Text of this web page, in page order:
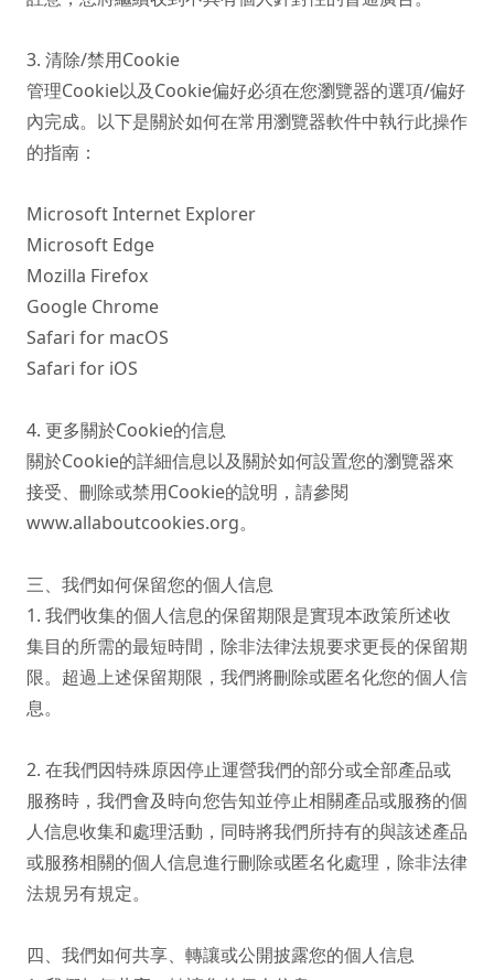
3. 清除/禁用Cookie
管理Cookie以及Cookie偏好必須在您瀏覽器的選項/偏好
內完成。以下是關於如何在常用瀏覽器軟件中執行此操作
的指南：
Microsoft Internet Explorer
Microsoft Edge
Mozilla Firefox
Google Chrome
Safari for macOS
Safari for iOS
4. 更多關於Cookie的信息
關於Cookie的詳細信息以及關於如何設置您的瀏覽器來
接受、刪除或禁用Cookie的說明，請參閱
www.allaboutcookies.org。
三、我們如何保留您的個人信息
1. 我們收集的個人信息的保留期限是實現本政策所述收
集目的所需的最短時間，除非法律法規要求更長的保留期
限。超過上述保留期限，我們將刪除或匿名化您的個人信
息。
2. 在我們因特殊原因停止運營我們的部分或全部產品或
服務時，我們會及時向您告知並停止相關產品或服務的個
人信息收集和處理活動，同時將我們所持有的與該述產品
或服務相關的個人信息進行刪除或匿名化處理，除非法律
法規另有規定。
四、我們如何共享、轉讓或公開披露您的個人信息